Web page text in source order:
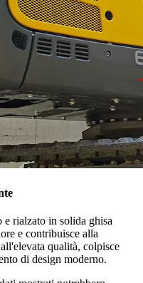
e rialzato in solida ghisa
e contribuisce alla
qualità, colpisce
di design moderno.